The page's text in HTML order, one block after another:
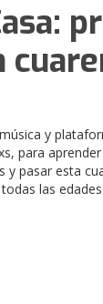
y
para
y pasar esta
las edades.